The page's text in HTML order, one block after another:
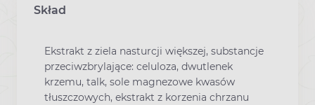
Skład
Ekstrakt z ziela nasturcji większej, substancje
przeciwzbrylające: celuloza, dwutlenek
krzemu, talk, sole magnezowe kwasów
tłuszczowych, ekstrakt z korzenia chrzanu